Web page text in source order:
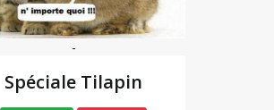
-
Spéciale Tilapin